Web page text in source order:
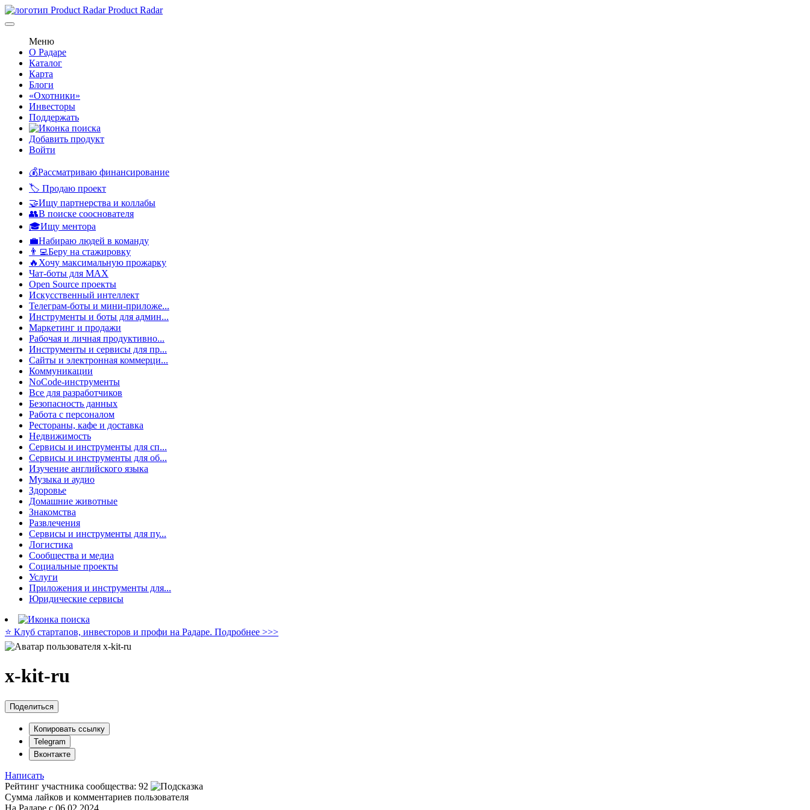
Product Radar
Меню
О Радаре
Каталог
Карта
Блоги
«Охотники»
Инвесторы
Поддержать
Добавить продукт
Войти
💰Рассматриваю финансирование
🏷️ Продаю проект
🤝Ищу партнерства и коллабы
👥В поиске сооснователя
🎓Ищу ментора
💼Набираю людей в команду
👨‍💻Беру на стажировку
🔥Хочу максимальную прожарку
Чат-боты для MAX
Open Source проекты
Искусственный интеллект
Телеграм-боты и мини-приложе...
Инструменты и боты для админ...
Маркетинг и продажи
Рабочая и личная продуктивно...
Инструменты и сервисы для пр...
Сайты и электронная коммерци...
Коммуникации
NoCode-инструменты
Все для разработчиков
Безопасность данных
Работа с персоналом
Рестораны, кафе и доставка
Недвижимость
Сервисы и инструменты для сп...
Сервисы и инструменты для об...
Изучение английского языка
Музыка и аудио
Здоровье
Домашние животные
Знакомства
Развлечения
Сервисы и инструменты для пу...
Логистика
Сообщества и медиа
Социальные проекты
Услуги
Приложения и инструменты для...
Юридические сервисы
⭐️ Клуб стартапов, инвесторов и профи на Радаре. Подробнее >>>
x-kit-ru
Поделиться
Копировать ссылку
Telegram
Вконтакте
Написать
Рейтинг участника сообщества: 92
Сумма лайков и комментариев пользователя
На Радаре с 06.02.2024